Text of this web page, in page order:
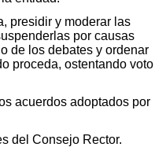
presidir y moderar las
por causas
de los debates y ordenar
proceda, ostentando voto
acuerdos adoptados por
del Consejo Rector.